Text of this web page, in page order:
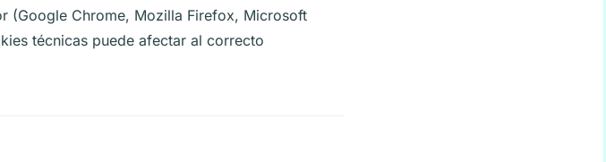
(Google Chrome, Mozilla Firefox, Microsoft
técnicas puede afectar al correcto